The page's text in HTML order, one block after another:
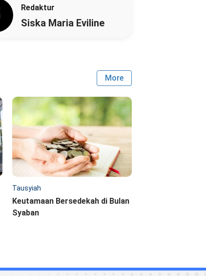
Redaktur
Siska Maria Eviline
More
Tausyiah
Keutamaan Bersedekah di Bulan
Syaban